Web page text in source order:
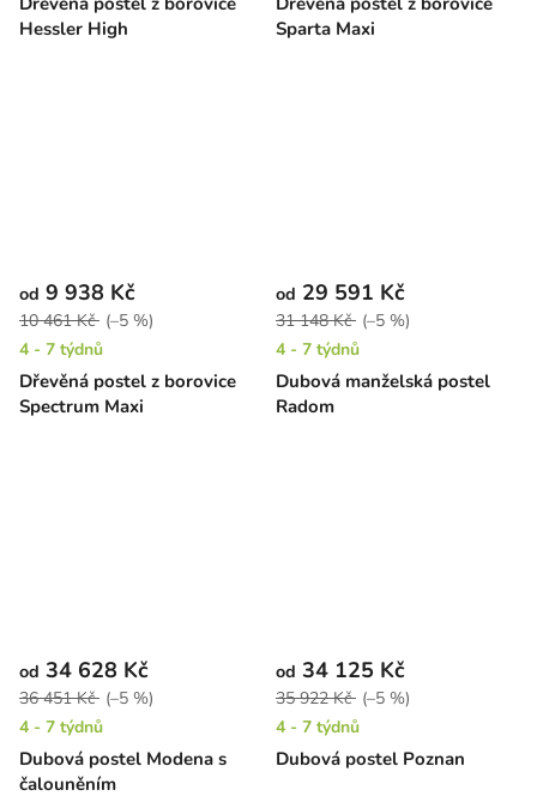
Hessler High
Sparta Maxi
Dřevěná postel z borovice
Spectrum Maxi
od 9 938 Kč
10 461 Kč (–5 %)
4 - 7 týdnů
Dubová manželská postel
Radom
od 29 591 Kč
31 148 Kč (–5 %)
4 - 7 týdnů
Dubová postel Modena s
čalouněním
od 34 628 Kč
36 451 Kč (–5 %)
4 - 7 týdnů
Dubová postel Poznan
od 34 125 Kč
35 922 Kč (–5 %)
4 - 7 týdnů